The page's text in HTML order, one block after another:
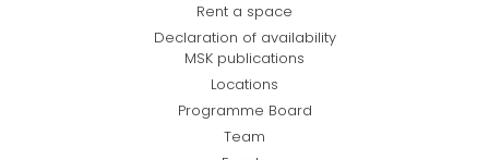
Rent a space
Declaration of availability
MSK publications
Locations
Programme Board
Team